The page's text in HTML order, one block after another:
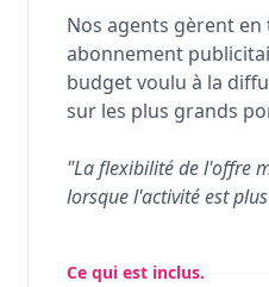
Nos agents gèrent
abonnement
budget voulu à la
sur les plus grands
"La flexibilité de l'offre
lorsque l'activité est
Ce qui est inclus.